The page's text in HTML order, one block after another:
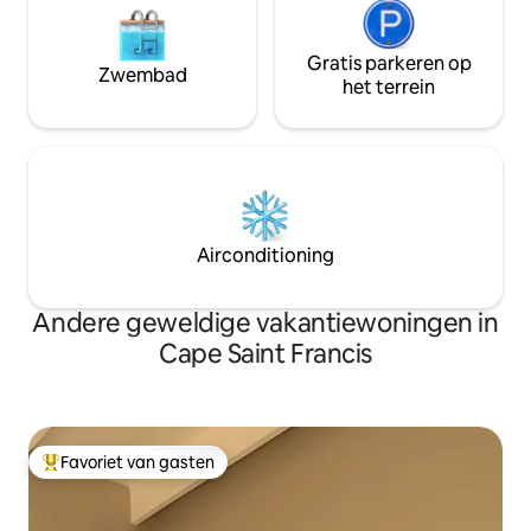
Zwembad
Gratis parkeren op
het terrein
Airconditioning
Andere geweldige vakantiewoningen in
Cape Saint Francis
Topfavoriet van gasten
Favoriet van gasten